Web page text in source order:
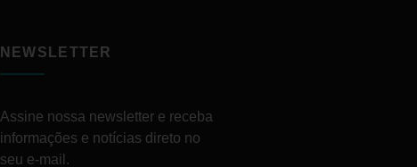
NEWSLETTER
Assine nossa newsletter e receba
informações e notícias direto no
seu e-mail.